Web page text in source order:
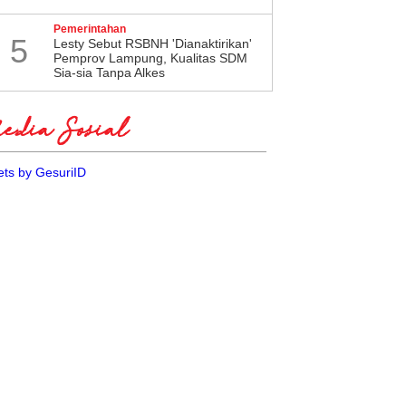
5
Pemerintahan
Lesty Sebut RSBNH 'Dianaktirikan'
Pemprov Lampung, Kualitas SDM
Sia-sia Tanpa Alkes
Sosial
by GesuriID